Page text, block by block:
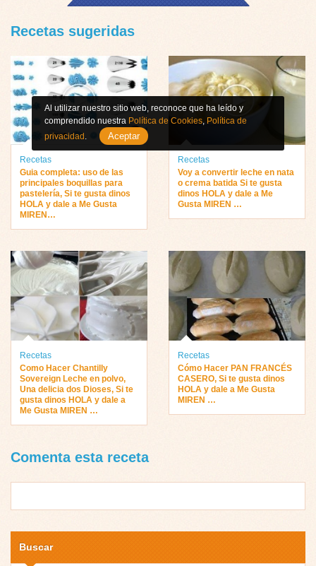
Recetas sugeridas
Recetas
Guia completa: uso de las
principales boquillas para
pastelería, Si te gusta dinos
HOLA y dale a Me Gusta
MIREN…
Recetas
Voy a convertir leche en nata
o crema batida Si te gusta
dinos HOLA y dale a Me
Gusta MIREN …
Recetas
Como Hacer Chantilly
Sovereign Leche en polvo,
Una delicia dos Dioses, Si te
gusta dinos HOLA y dale a
Me Gusta MIREN …
Recetas
Cómo Hacer PAN FRANCÉS
CASERO, Si te gusta dinos
HOLA y dale a Me Gusta
MIREN …
Comenta esta receta
Buscar
Al utilizar nuestro sitio web, reconoce que ha leído y
comprendido nuestra Política de Cookies, Política de
privacidad . Aceptar